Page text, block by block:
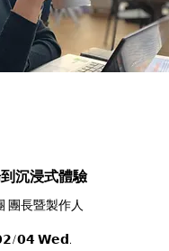
沉浸式體驗
團長暨製作人
𝟬𝟰 𝗪𝗲𝗱.